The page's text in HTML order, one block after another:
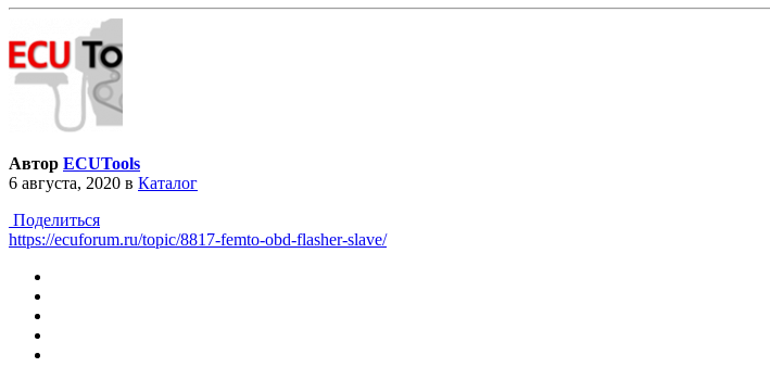
Автор ECUTools
6 августа, 2020 в Каталог
Поделиться
https://ecuforum.ru/topic/8817-femto-obd-flasher-slave/